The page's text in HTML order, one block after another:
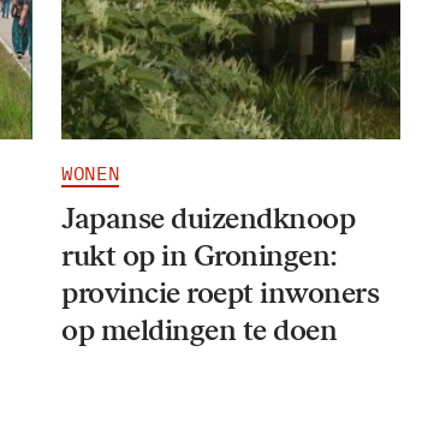
WONEN
Japanse duizendknoop
rukt op in Groningen:
provincie roept inwoners
op meldingen te doen